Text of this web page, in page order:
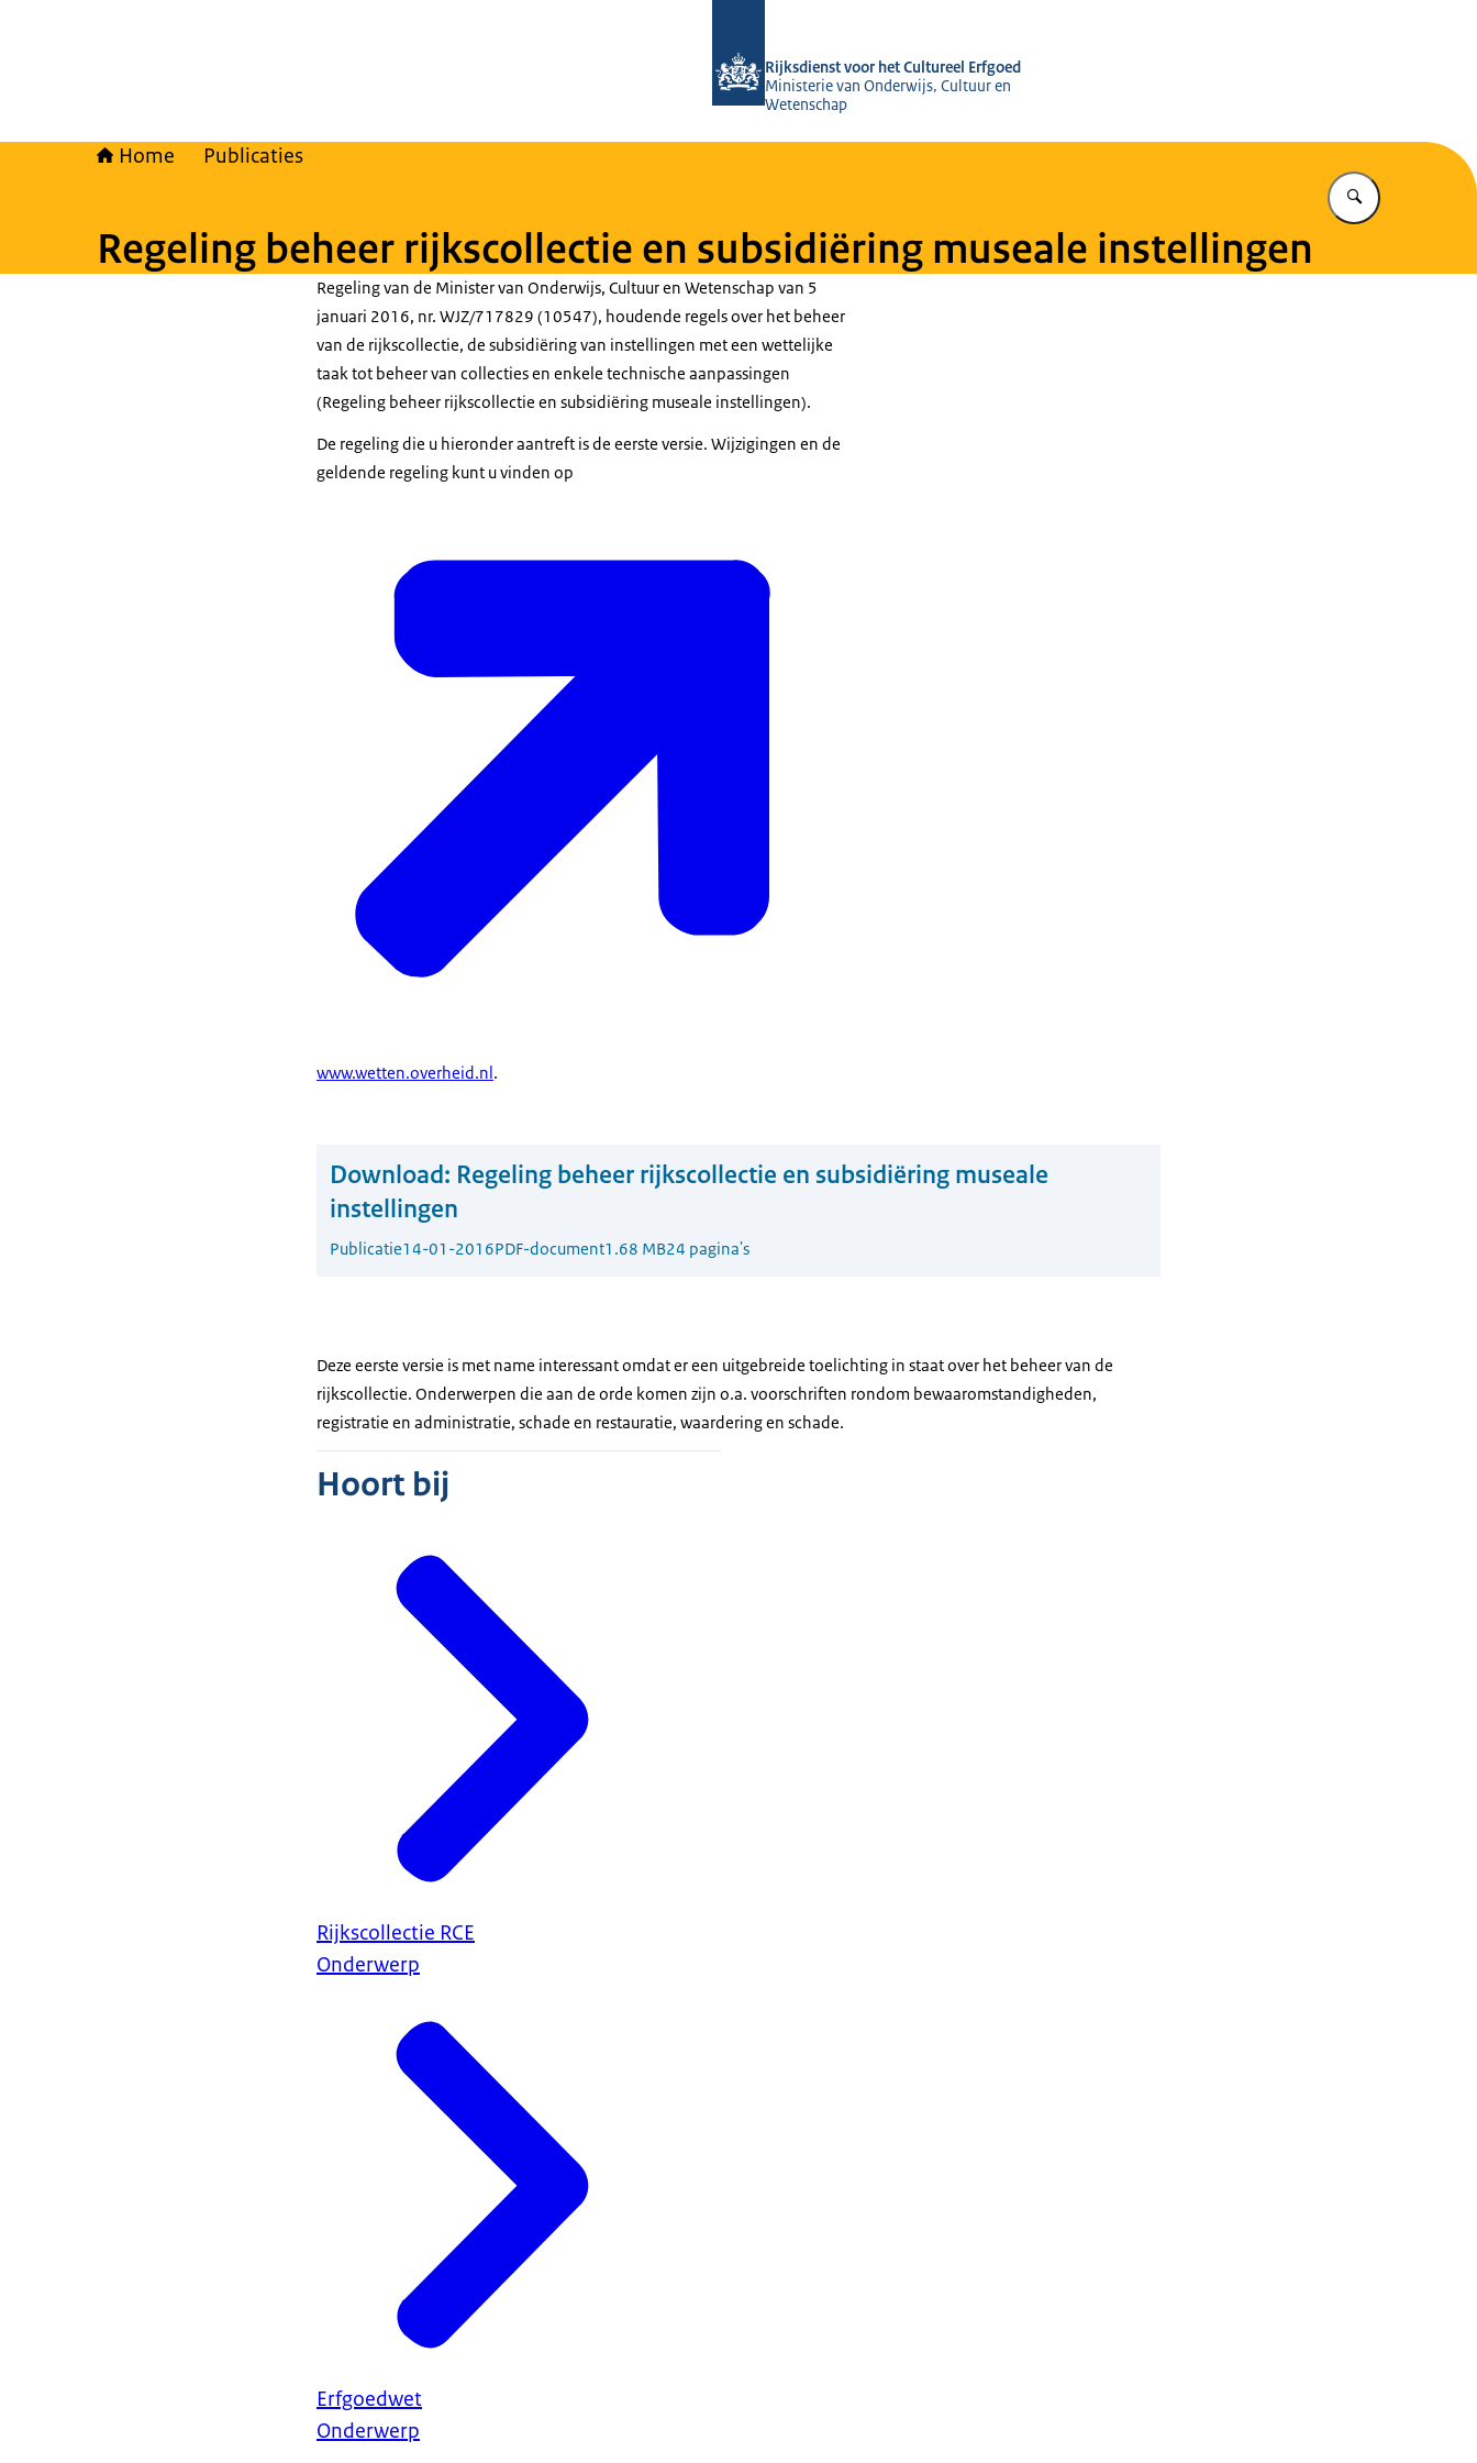
Rijksdienst voor het Cultureel Erfgoed
Ministerie van Onderwijs, Cultuur en
Wetenschap
Home Publicaties
Vul in wat u
Regeling beheer rijkscollectie en subsidiëring museale instellingen
Regeling van de Minister van Onderwijs, Cultuur en Wetenschap van 5
januari 2016, nr. WJZ/717829 (10547), houdende regels over het beheer
van de rijkscollectie, de subsidiëring van instellingen met een wettelijke
taak tot beheer van collecties en enkele technische aanpassingen
(Regeling beheer rijkscollectie en subsidiëring museale instellingen).
De regeling die u hieronder aantreft is de eerste versie. Wijzigingen en de
geldende regeling kunt u vinden op
www.wetten.overheid.nl.
Download: Regeling beheer rijkscollectie en subsidiëring museale
instellingen
Publicatie14-01-2016PDF-document1.68 MB24 pagina's
Deze eerste versie is met name interessant omdat er een uitgebreide toelichting in staat over het beheer van de
rijkscollectie. Onderwerpen die aan de orde komen zijn o.a. voorschriften rondom bewaaromstandigheden,
registratie en administratie, schade en restauratie, waardering en schade.
Hoort bij
Rijkscollectie RCE
Onderwerp
Erfgoedwet
Onderwerp